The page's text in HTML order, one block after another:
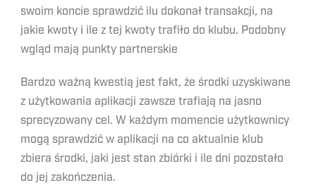
swoim koncie sprawdzić ilu dokonał transakcji, na
jakie kwoty i ile z tej kwoty trafiło do klubu. Podobny
wgląd mają punkty partnerskie
Bardzo ważną kwestią jest fakt, że środki uzyskiwane
z użytkowania aplikacji zawsze trafiają na jasno
sprecyzowany cel. W każdym momencie użytkownicy
mogą sprawdzić w aplikacji na co aktualnie klub
zbiera środki, jaki jest stan zbiórki i ile dni pozostało
do jej zakończenia.